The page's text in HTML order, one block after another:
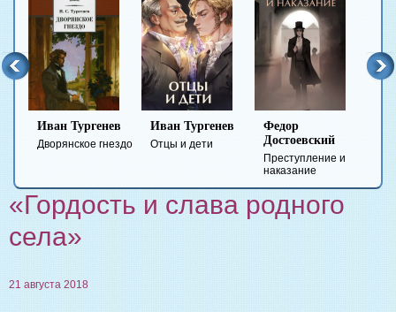
Иван Тургенев
Дворянское гнездо
Иван Тургенев
Отцы и дети
Федор
Достоевский
Преступление и
наказание
«Гордость и слава родного
села»
21 августа 2018